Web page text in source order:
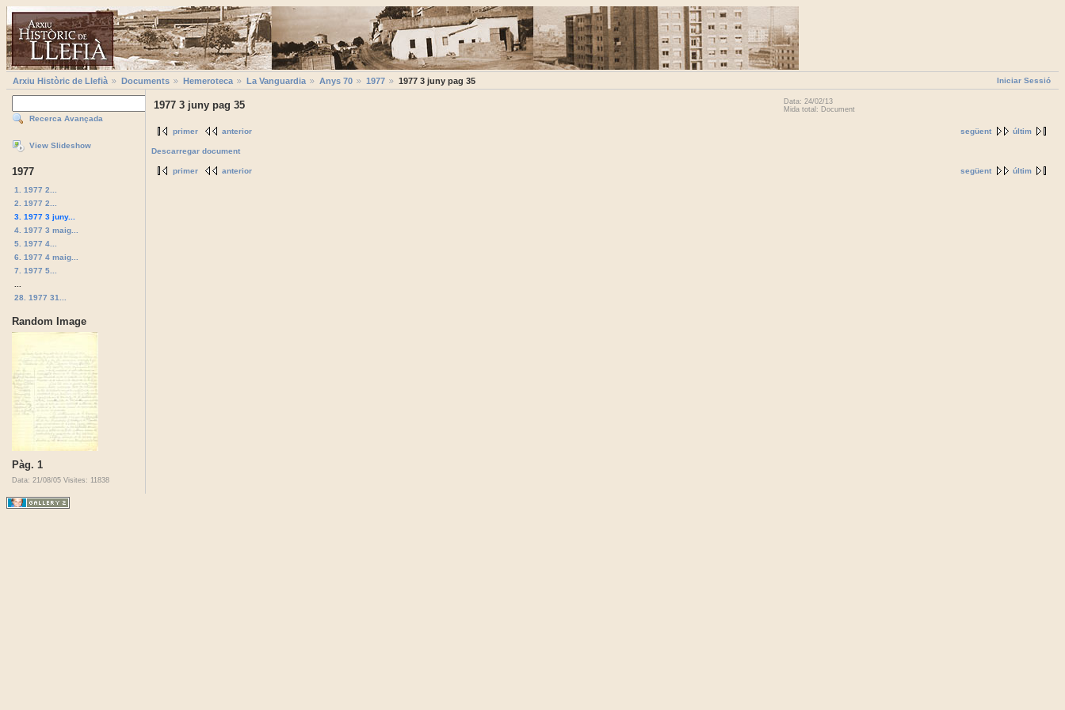
Iniciar Sessió
Arxiu Històric de Llefià Documents Hemeroteca La Vanguardia Anys 70 1977 1977 3 juny pag 35
Recerca Avançada
View Slideshow
1977
1. 1977 2...
2. 1977 2...
3. 1977 3 juny...
4. 1977 3 maig...
5. 1977 4...
6. 1977 4 maig...
7. 1977 5...
28. 1977 31...
Random Image
Pàg. 1
Data: 21/08/05 Visites: 11838
1977 3 juny pag 35
Data: 24/02/13
Mida total: Document
següent últim
primer anterior
Descarregar document
següent últim
primer anterior